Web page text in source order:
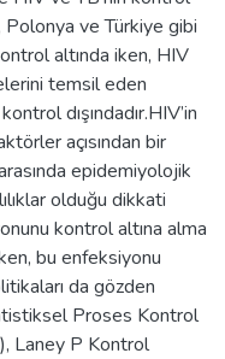
Polonya ve Türkiye gibi
altında iken, HIV
temsil eden
dışındadır.HIV’in
açısından bir
epidemiyolojik
olduğu dikkati
kontrol altına alma
bu enfeksiyonu
da gözden
Proses Kontrol
Laney P Kontrol